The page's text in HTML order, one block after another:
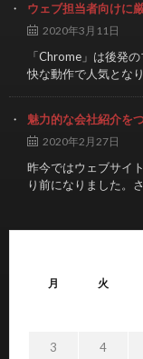
ウェブ担当者向けに
2020年3月11日
「Chrome」は後発
快な動作で人気とな
魅力的な会社紹介を
2020年2月27日
昨今ではウェブサイ
り前になりました。
月 火
3 4